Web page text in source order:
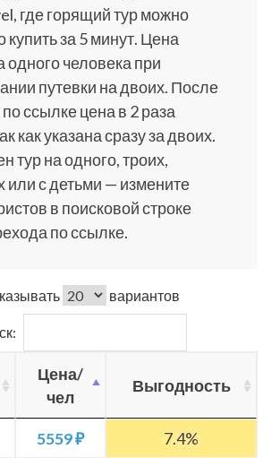
где горящий тур можно
купить за 5 минут. Цена
одного человека при
путевки на двоих. После
ссылке цена в 2 раза
как указана сразу за двоих.
тур на одного, троих,
или с детьми — измените
в поисковой строке
по ссылке.
вариантов
Цена/
чел
Выгодность
5559 ₽ 7.4%